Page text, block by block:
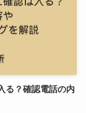
る？確認電話の内